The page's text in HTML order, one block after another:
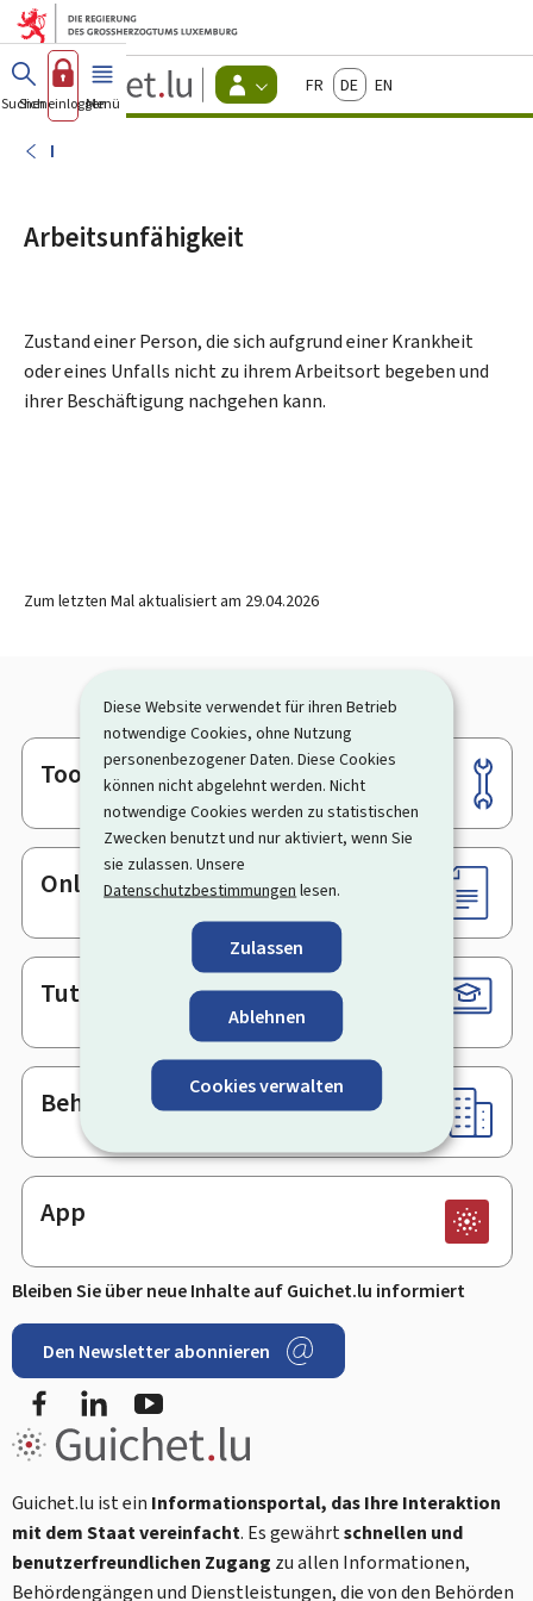
Diese Website verwendet für ihren Betrieb
notwendige Cookies, ohne Nutzung
personenbezogener Daten. Diese Cookies
können nicht abgelehnt werden. Nicht
notwendige Cookies werden zu statistischen
Zwecken benutzt und nur aktiviert, wenn Sie
sie zulassen. Unsere
Datenschutzbestimmungen lesen.
Zulassen
Ablehnen
Cookies verwalten
Zum Hauptmenü
Zum Inhalt
Guichet.lu
Changer
d'espace
FrançaisDeutschEnglish
Suchen
Sich einloggen
Menü Haupt-
I
Arbeitsunfähigkeit
Zustand einer Person, die sich aufgrund einer Krankheit
oder eines Unfalls nicht zu ihrem Arbeitsort begeben und
ihrer Beschäftigung nachgehen kann.
Zum letzten Mal aktualisiert am 29.04.2026
Footer
Tools
Online-Dienste & Formulare
Tutorials
Behörden & sonstige Stellen
App
Bleiben Sie über neue Inhalte auf Guichet.lu informiert
Den Newsletter abonnieren
FacebookLinkedIn
Guichet.lu ist ein Informationsportal, das Ihre Interaktion
mit dem Staat vereinfacht. Es gewährtschnellen und
benutzerfreundlichen Zugang zu allen Informationen,
Behördengängen und Dienstleistungen, die von den Behörden